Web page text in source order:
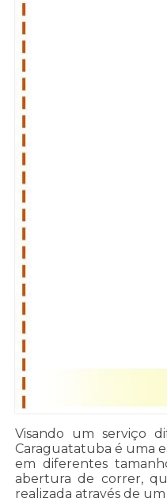
Visando um serviço
Caraguatatuba é uma
em diferentes
abertura de correr,
realizada através de um